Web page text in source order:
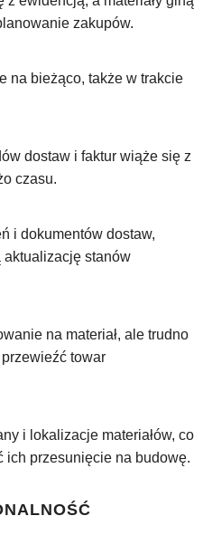
zakupów.
na bieżąco, także w trakcie
dostaw i faktur wiąże się z
czasu.
i dokumentów dostaw,
aktualizację stanów
na materiał, ale trudno
towar
i lokalizacje materiałów, co
ich przesunięcie na budowę.